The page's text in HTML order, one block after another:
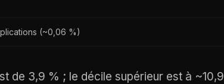
(~0,06 %)
de 3,9 % ; le décile supérieur est à ~10,9